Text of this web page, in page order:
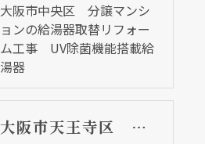
大阪市中央区 分譲マンシ
ョンの給湯器取替リフォー
ム工事 UV除菌機能搭載給
湯器
大阪市天王寺区 マンションの給湯器取替リフォーム工事